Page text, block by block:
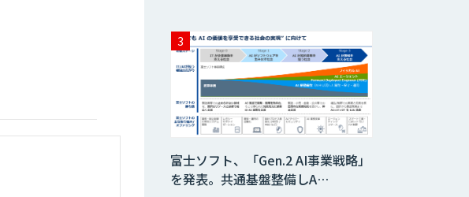
富士ソフト、「Gen.2 AI事業戦略」
を発表。共通基盤整備しA…